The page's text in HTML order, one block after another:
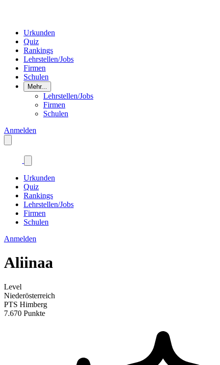
Urkunden
Quiz
Rankings
Lehrstellen/Jobs
Firmen
Schulen
Mehr...
Lehrstellen/Jobs
Firmen
Schulen
Anmelden
Urkunden
Quiz
Rankings
Lehrstellen/Jobs
Firmen
Schulen
Anmelden
Aliinaa
Level
Niederösterreich
PTS Himberg
7.670 Punkte